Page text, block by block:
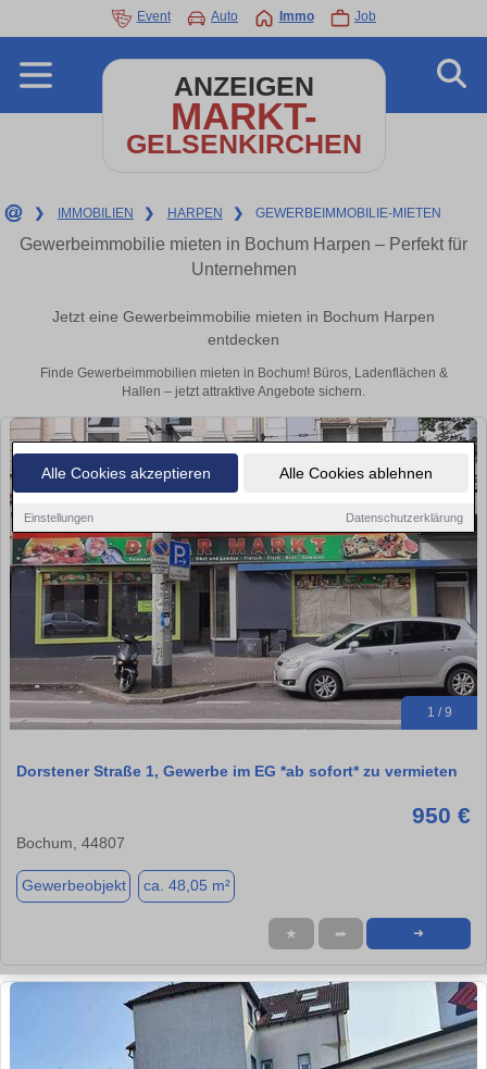
Alle Cookies akzeptieren Alle Cookies ablehnen
Einstellungen Datenschutzerklärung
Event Auto Immo Job
ANZEIGEN
MARKT-
GELSENKIRCHEN
❯ IMMOBILIEN ❯ HARPEN ❯ GEWERBEIMMOBILIE-MIETEN
Gewerbeimmobilie mieten in Bochum Harpen – Perfekt für
Unternehmen
Jetzt eine Gewerbeimmobilie mieten in Bochum Harpen
entdecken
Finde Gewerbeimmobilien mieten in Bochum! Büros, Ladenflächen &
Hallen – jetzt attraktive Angebote sichern.
1 / 9
Dorstener Straße 1, Gewerbe im EG *ab sofort* zu vermieten
950 €
Bochum, 44807
Gewerbeobjekt ca. 48,05 m²
★ ➦ ➜